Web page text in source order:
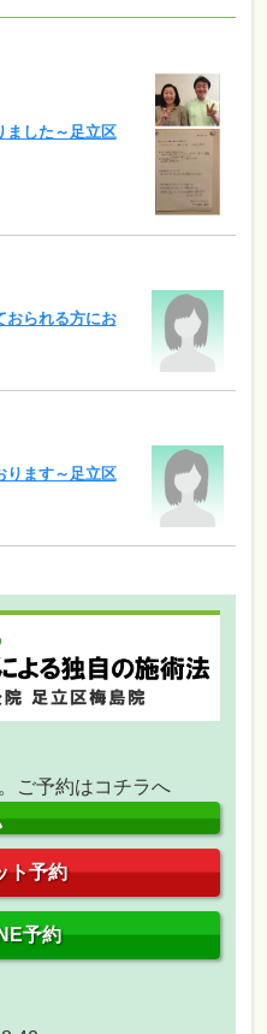
ました～足立区
おられる方にお
ります～足立区
ご予約はコチラへ
ト予約
予約